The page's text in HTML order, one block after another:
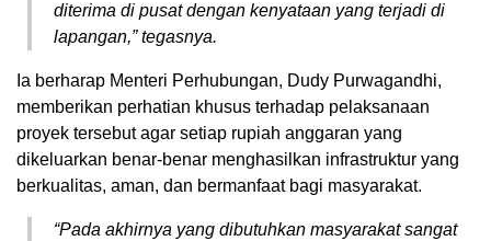
diterima di pusat dengan kenyataan yang terjadi di
lapangan,” tegasnya.
Ia berharap Menteri Perhubungan, Dudy Purwagandhi,
memberikan perhatian khusus terhadap pelaksanaan
proyek tersebut agar setiap rupiah anggaran yang
dikeluarkan benar-benar menghasilkan infrastruktur yang
berkualitas, aman, dan bermanfaat bagi masyarakat.
“Pada akhirnya yang dibutuhkan masyarakat sangat